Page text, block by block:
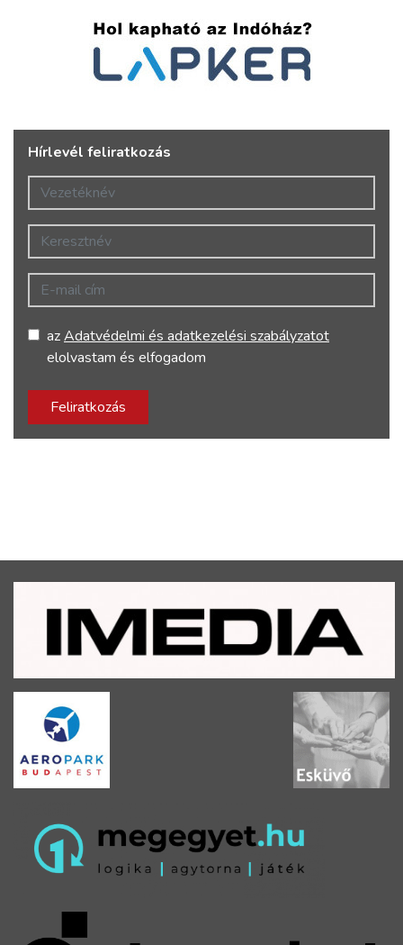
Hírlevél feliratkozás
Vezetéknév
Keresztnév
E-mail cím
azAdatvédelmi és adatkezelési szabályzatot
elolvastam és elfogadom
Feliratkozás